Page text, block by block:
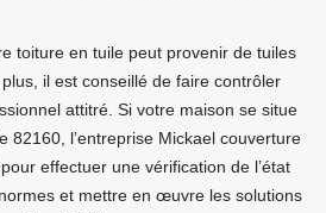
toiture en tuile peut provenir de tuiles
il est conseillé de faire contrôler
attitré. Si votre maison se situe
82160, l’entreprise Mickael couverture
effectuer une vérification de l’état
et mettre en œuvre les solutions